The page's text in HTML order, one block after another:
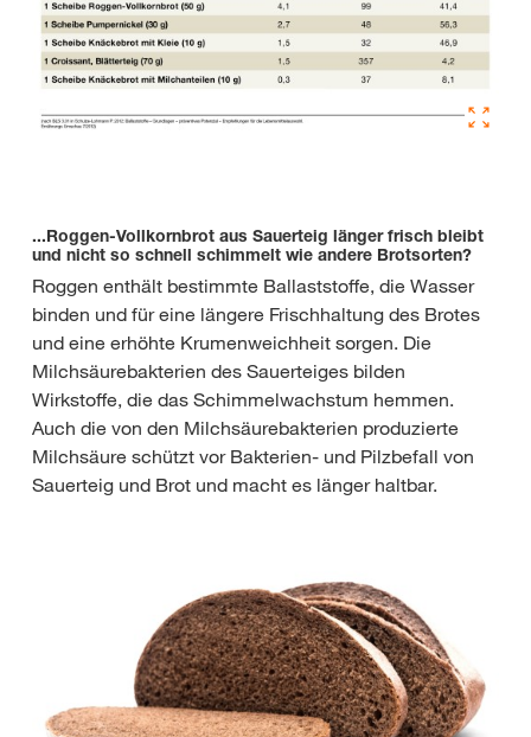
...Roggen-Vollkornbrot aus Sauerteig länger frisch bleibt
und nicht so schnell schimmelt wie andere Brotsorten?
Roggen enthält bestimmte Ballaststoffe, die Wasser
binden und für eine längere Frischhaltung des Brotes
und eine erhöhte Krumenweichheit sorgen. Die
Milchsäurebakterien des Sauerteiges bilden
Wirkstoffe, die das Schimmelwachstum hemmen.
Auch die von den Milchsäurebakterien produzierte
Milchsäure schützt vor Bakterien- und Pilzbefall von
Sauerteig und Brot und macht es länger haltbar.